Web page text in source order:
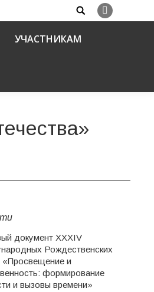
Search:
Вконтакте
УЧАСТНИКАМ
документ XXХIV
Рождественских
«Просвещение и
формирование
и вызовы времени»